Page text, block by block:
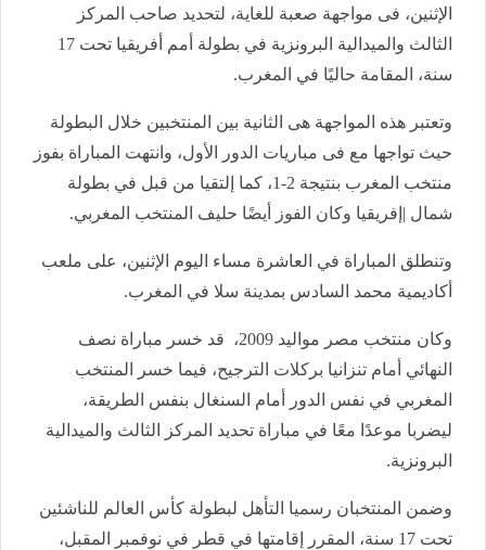
الإثنين، فى مواجهة صعبة للغاية، لتحديد صاحب المركز
الثالث والميدالية البرونزية في بطولة أمم أفريقيا تحت 17
سنة، المقامة حاليًا في المغرب.
وتعتبر هذه المواجهة هى الثانية بين المنتخبين خلال البطولة
حيث تواجها مع فى مباريات الدور الأول، وانتهت المباراة بفوز
منتخب المغرب بنتيجة 2-1، كما إلتقيا من قبل في بطولة
شمال |إفريقيا وكان الفوز أيضًا حليف المنتخب المغربي.
وتنطلق المباراة في العاشرة مساء اليوم الإثنين، على ملعب
أكاديمية محمد السادس بمدينة سلا في المغرب.
وكان منتخب مصر مواليد 2009، قد خسر مباراة نصف
النهائي أمام تنزانيا بركلات الترجيح، فيما خسر المنتخب
المغربي في نفس الدور أمام السنغال بنفس الطريقة،
ليضربا موعدًا معًا في مباراة تحديد المركز الثالث والميدالية
البرونزية.
وضمن المنتخبان رسميا التأهل لبطولة كأس العالم للناشئين
تحت 17 سنة، المقرر إقامتها في قطر في نوفمبر المقبل،